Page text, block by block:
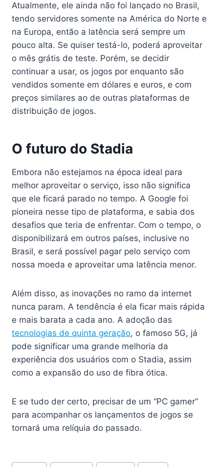
Atualmente, ele ainda não foi lançado no Brasil,
tendo servidores somente na América do Norte e
na Europa, então a latência será sempre um
pouco alta. Se quiser testá-lo, poderá aproveitar
o mês grátis de teste. Porém, se decidir
continuar a usar, os jogos por enquanto são
vendidos somente em dólares e euros, e com
preços similares ao de outras plataformas de
distribuição de jogos.
O futuro do Stadia
Embora não estejamos na época ideal para
melhor aproveitar o serviço, isso não significa
que ele ficará parado no tempo. A Google foi
pioneira nesse tipo de plataforma, e sabia dos
desafios que teria de enfrentar. Com o tempo, o
disponibilizará em outros países, inclusive no
Brasil, e será possível pagar pelo serviço com
nossa moeda e aproveitar uma latência menor.
Além disso, as inovações no ramo da internet
nunca param. A tendência é ela ficar mais rápida
e mais barata a cada ano. A adoção das
tecnologias de quinta geração, o famoso 5G, já
pode significar uma grande melhoria da
experiência dos usuários com o Stadia, assim
como a expansão do uso de fibra ótica.
E se tudo der certo, precisar de um “PC gamer”
para acompanhar os lançamentos de jogos se
tornará uma relíquia do passado.
Post